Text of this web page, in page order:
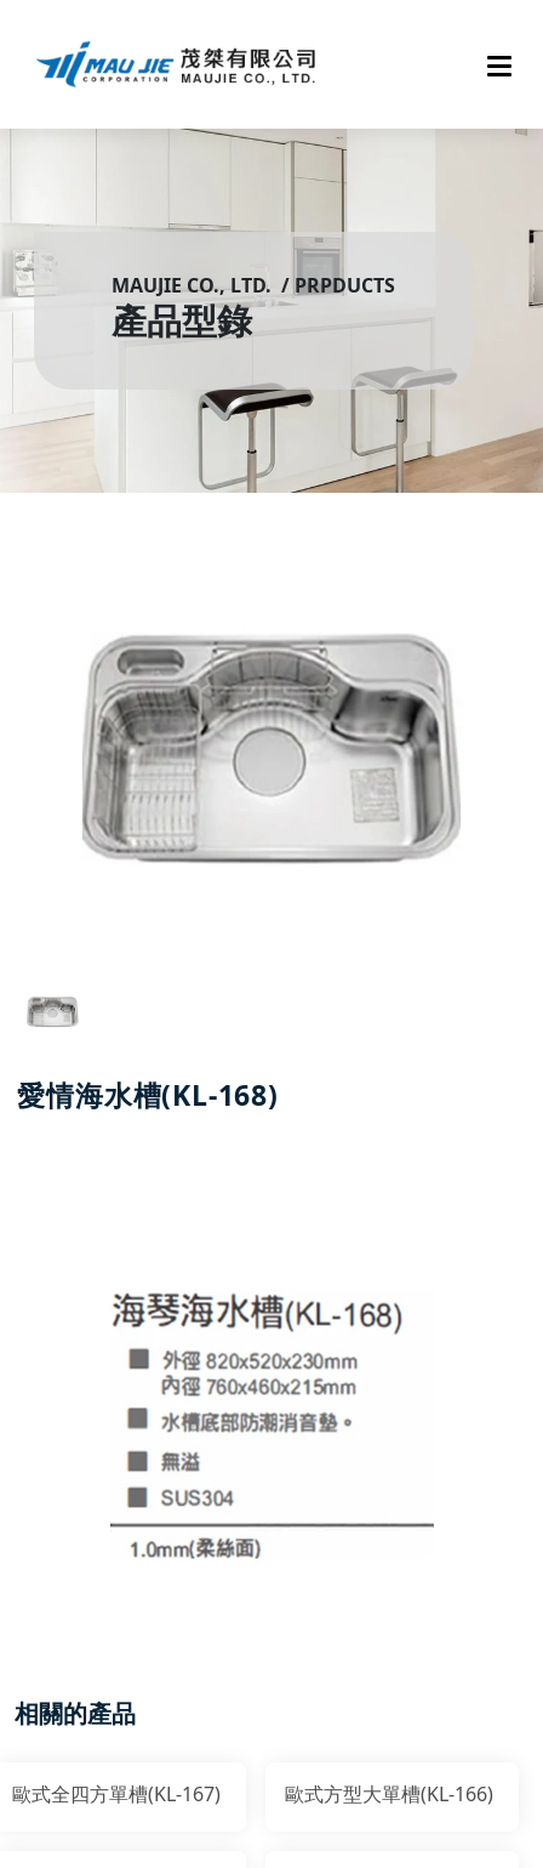
MAUJIE CO., LTD. / PRPDUCTS
產品型錄
愛情海水槽(KL-168)
相關的產品
歐式全四方單槽(KL-167) 歐式方型大單槽(KL-166)